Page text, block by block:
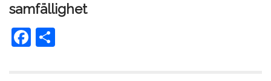
samfällighet
F